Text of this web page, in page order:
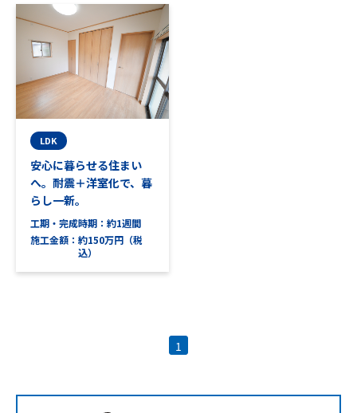
LDK
安心に暮らせる住まい
へ。耐震＋洋室化で、暮
らし一新。
工期・完成時期
約1週間
施工金額
約150万円（税
込）
1